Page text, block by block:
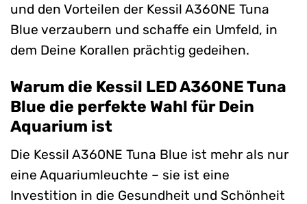
und den Vorteilen der Kessil A360NE Tuna
Blue verzaubern und schaffe ein Umfeld, in
dem Deine Korallen prächtig gedeihen.
Warum die Kessil LED A360NE Tuna
Blue die perfekte Wahl für Dein
Aquarium ist
Die Kessil A360NE Tuna Blue ist mehr als nur
eine Aquariumleuchte – sie ist eine
Investition in die Gesundheit und Schönheit